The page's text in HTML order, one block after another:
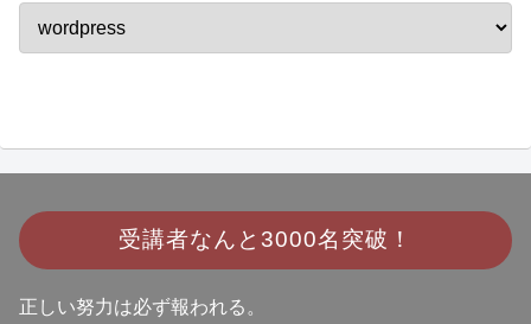
受講者なんと 3000名突破！
正しい努力は必ず報われる。